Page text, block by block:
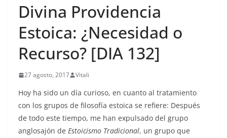
Divina Providencia
Estoica: ¿Necesidad o
Recurso? [DIA 132]
27 agosto, 2017 Vitali
Hoy ha sido un día curioso, en cuanto al tratamiento
con los grupos de filosofía estoica se refiere: Después
de todo este tiempo, me han expulsado del grupo
anglosajón de Estoicismo Tradicional, un grupo que